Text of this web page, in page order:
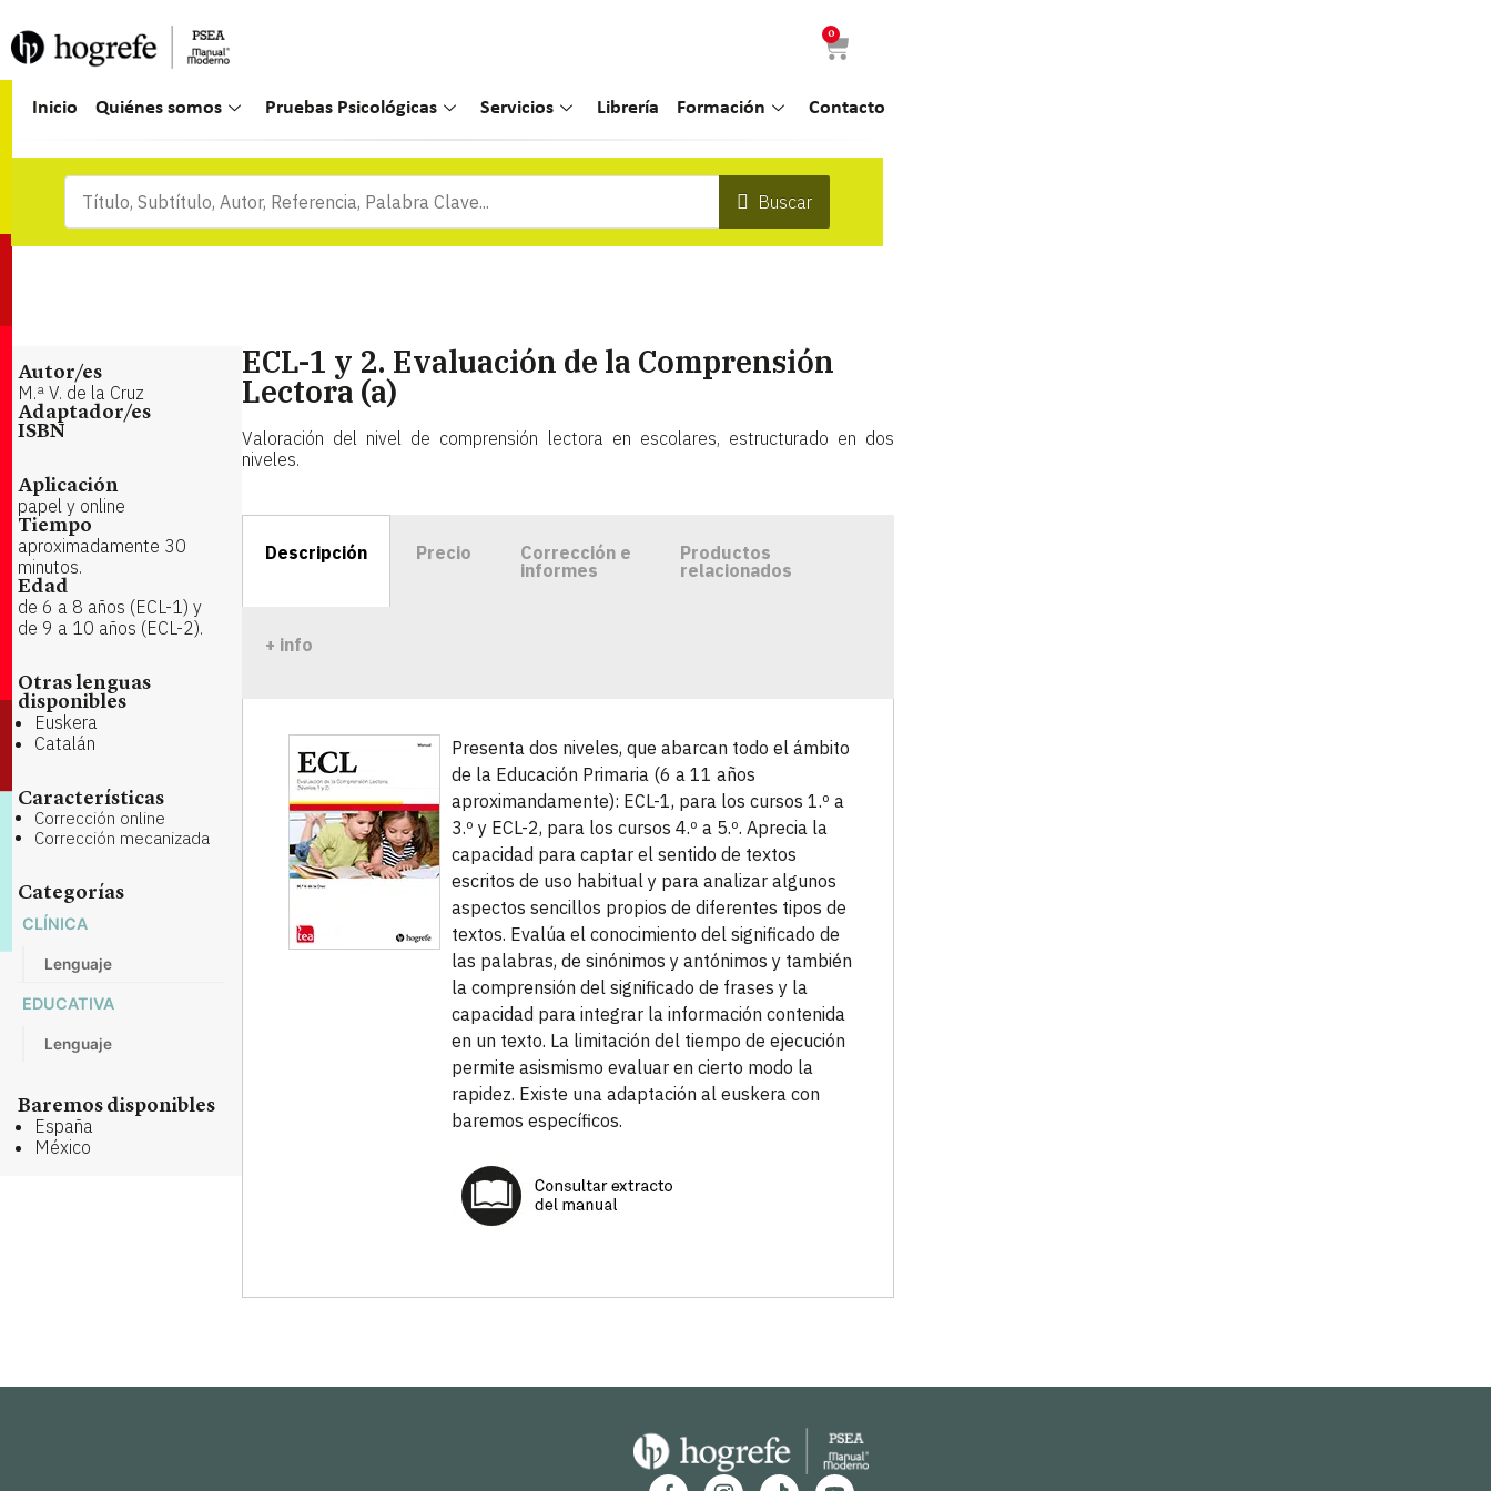
0
Inicio Quiénes somos Pruebas Psicológicas Servicios Librería Formación Contacto
Buscar
Autor/es
M.ª V. de la Cruz
Adaptador/es
ISBN
Aplicación
papel y online
Tiempo
aproximadamente 30
minutos.
Edad
de 6 a 8 años (ECL-1) y
de 9 a 10 años (ECL-2).
Otras lenguas
disponibles
Euskera
Catalán
Características
Corrección online
Corrección mecanizada
Categorías
CLÍNICA
Lenguaje
EDUCATIVA
Lenguaje
Baremos disponibles
España
México
ECL-1 y 2. Evaluación de la Comprensión
Lectora (a)
Valoración del nivel de comprensión lectora en escolares, estructurado en dos
niveles.
Descripción Precio
Corrección e
informes
Productos
relacionados
+ info
Presenta dos niveles, que abarcan todo el ámbito
de la Educación Primaria (6 a 11 años
aproximandamente): ECL-1, para los cursos 1.º a
3.º y ECL-2, para los cursos 4.º a 5.º. Aprecia la
capacidad para captar el sentido de textos
escritos de uso habitual y para analizar algunos
aspectos sencillos propios de diferentes tipos de
textos. Evalúa el conocimiento del significado de
las palabras, de sinónimos y antónimos y también
la comprensión del significado de frases y la
capacidad para integrar la información contenida
en un texto. La limitación del tiempo de ejecución
permite asismismo evaluar en cierto modo la
rapidez. Existe una adaptación al euskera con
baremos específicos.